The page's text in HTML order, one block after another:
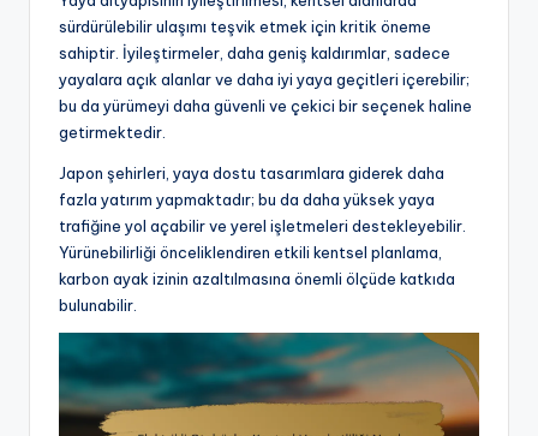
sürdürülebilir ulaşımı teşvik etmek için kritik öneme
sahiptir. İyileştirmeler, daha geniş kaldırımlar, sadece
yayalara açık alanlar ve daha iyi yaya geçitleri içerebilir;
bu da yürümeyi daha güvenli ve çekici bir seçenek haline
getirmektedir.
Japon şehirleri, yaya dostu tasarımlara giderek daha
fazla yatırım yapmaktadır; bu da daha yüksek yaya
trafiğine yol açabilir ve yerel işletmeleri destekleyebilir.
Yürünebilirliği önceliklendiren etkili kentsel planlama,
karbon ayak izinin azaltılmasına önemli ölçüde katkıda
bulunabilir.